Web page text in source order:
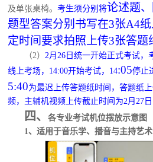
及单张桌椅。考生须分别将论述题
题型答案分别书写在3张A4
定时间要求拍照上传3张答题
（2）2月26日统一开始正式考试，
线上考场，14:00开始考试，14:05停止
5:40为最迟上传答题纸时间，答题纸
频，主辅机视频上传截止时间为2月27日
四、各专业考试机位摆放示意图
1、适用于音乐学、播音与主持艺